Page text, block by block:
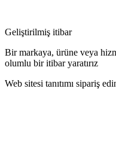
Geliştirilmiş itibar
Bir markaya, ürüne veya
olumlu bir itibar yaratırız
Web sitesi tanıtımı sipariş